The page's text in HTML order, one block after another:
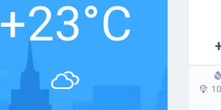
+23°C
: